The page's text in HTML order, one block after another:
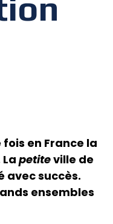
en France la
petiteville de
avec succès.
ensembles